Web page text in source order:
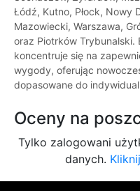
Łódź, Kutno, Płock, Nowy
Mazowiecki, Warszawa,
oraz Piotrków Trybunalski.
koncentruje się na
wygody, oferując
dopasowane do
Oceny na
Tylko zalogowani
danych.